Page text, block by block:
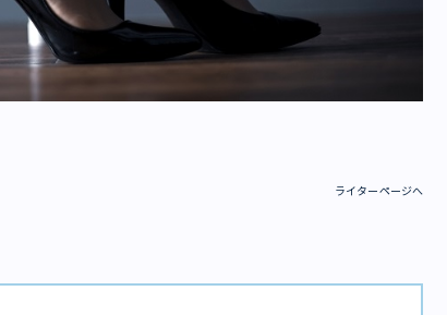
ライターページへ